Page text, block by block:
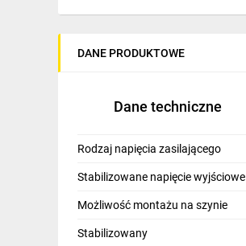
Dom i ogród
Odzież ochronna i BHP
DANE PRODUKTOWE
Dane techniczne
Rodzaj napięcia zasilającego
Stabilizowane napięcie wyjściowe
Możliwość montażu na szynie
Stabilizowany